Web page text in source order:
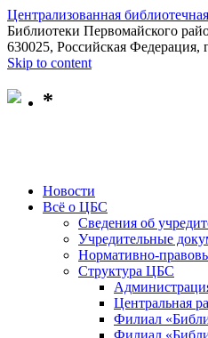
Централизованная
Библиотеки Первомайского
630025, Российская
Skip to content
*
Новости
Всё о ЦБС
Сведения об
Учредительные
Нормативно-
Структура ЦБС
Центральная
Филиал
Филиал